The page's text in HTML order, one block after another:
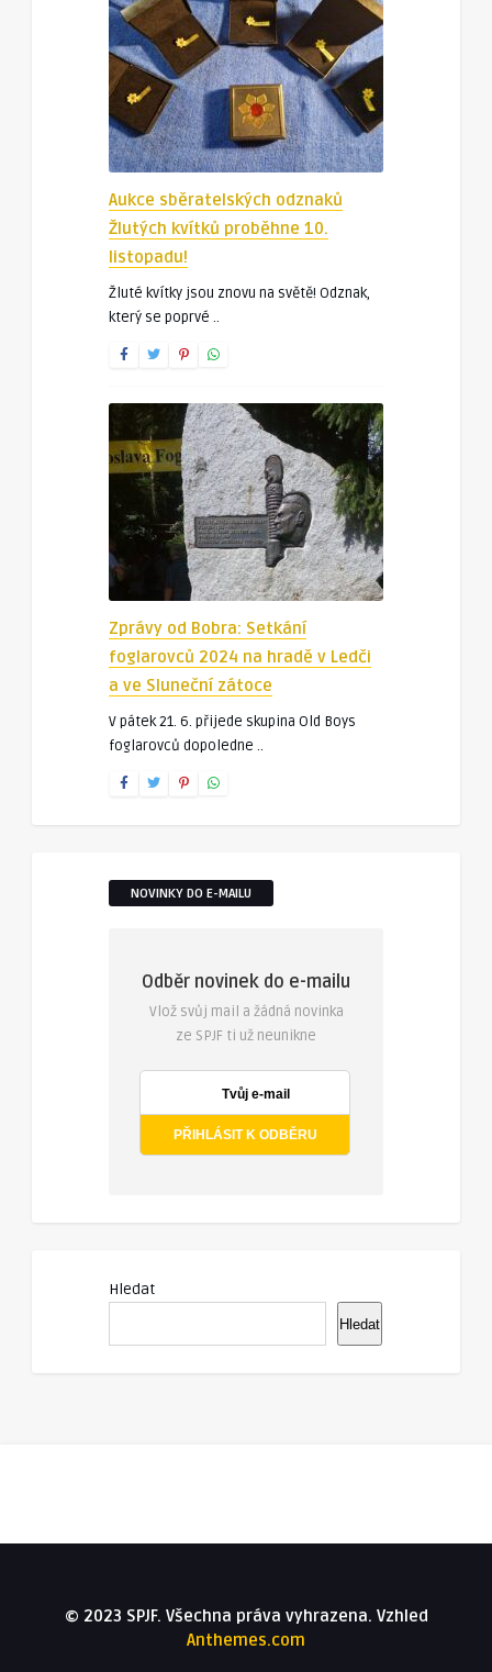
Aukce sběratelských odznaků
Žlutých kvítků proběhne 10.
listopadu!
Žluté kvítky jsou znovu na světě! Odznak,
který se poprvé ..
Zprávy od Bobra: Setkání
foglarovců 2024 na hradě v Ledči
a ve Sluneční zátoce
V pátek 21. 6. přijede skupina Old Boys
foglarovců dopoledne ..
NOVINKY DO E-MAILU
Odběr novinek do e-mailu
Vlož svůj mail a žádná novinka
ze SPJF ti už neunikne
Hledat
Hledat
© 2023 SPJF. Všechna práva vyhrazena. Vzhled
Anthemes.com